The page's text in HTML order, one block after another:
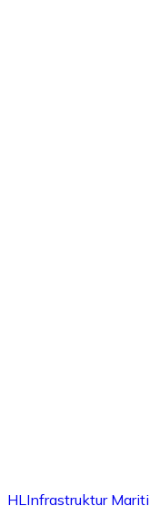
HLInfrastruktur